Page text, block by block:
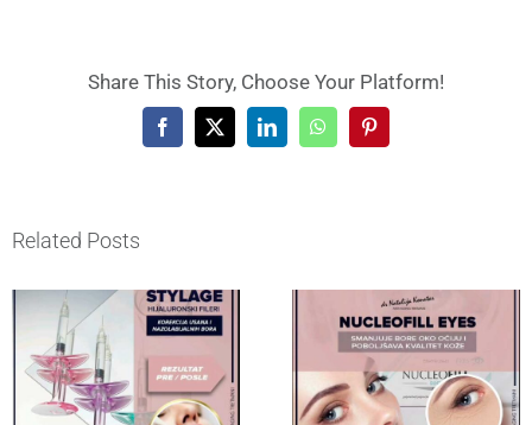
Share This Story, Choose Your Platform!
Facebook
X LinkedInWhatsAppPinterest
Related Posts